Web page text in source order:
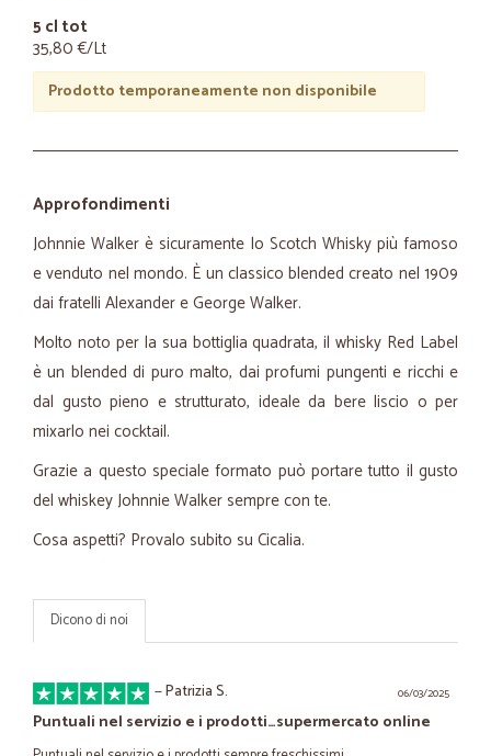
5 cl tot
35,80 €/Lt
Prodotto temporaneamente non disponibile
Approfondimenti
Johnnie Walker è sicuramente lo Scotch Whisky più famoso
e venduto nel mondo. È un classico blended creato nel 1909
dai fratelli Alexander e George Walker.
Molto noto per la sua bottiglia quadrata, il whisky Red Label
è un blended di puro malto, dai profumi pungenti e ricchi e
dal gusto pieno e strutturato, ideale da bere liscio o per
mixarlo nei cocktail.
Grazie a questo speciale formato può portare tutto il gusto
del whiskey Johnnie Walker sempre con te.
Cosa aspetti? Provalo subito su Cicalia.
Dicono di noi
06/03/2025
—Patrizia S.
Puntuali nel servizio e i prodotti…supermercato online